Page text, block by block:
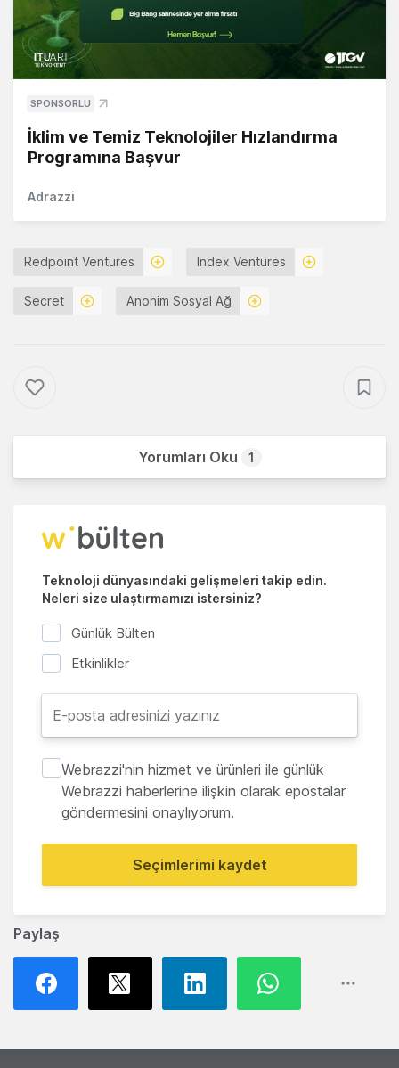
Paylaş
SPONSORLU
İklim ve Temiz Teknolojiler Hızlandırma
Programına Başvur
Adrazzi
Redpoint Ventures Index Ventures
Secret Anonim Sosyal Ağ
Yorumları Oku 1
Teknoloji dünyasındaki gelişmeleri takip edin.
Neleri size ulaştırmamızı istersiniz?
Günlük Bülten
Etkinlikler
Webrazzi'nin hizmet ve ürünleri ile günlük
Webrazzi haberlerine ilişkin olarak epostalar
göndermesini onaylıyorum.
Seçimlerimi kaydet